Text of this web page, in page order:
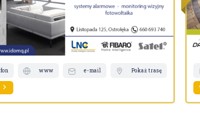
www e-mail Pokaż trasę